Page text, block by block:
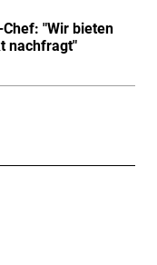
"Wir bieten
nachfragt"